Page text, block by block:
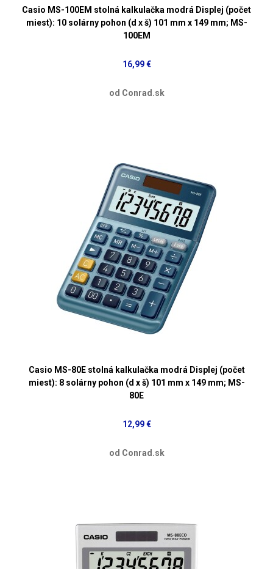
Casio MS-100EM stolná kalkulačka modrá Displej (počet
miest): 10 solárny pohon (d x š) 101 mm x 149 mm; MS-
100EM
16,99 €
od Conrad.sk
Casio MS-80E stolná kalkulačka modrá Displej (počet
miest): 8 solárny pohon (d x š) 101 mm x 149 mm; MS-
80E
12,99 €
od Conrad.sk